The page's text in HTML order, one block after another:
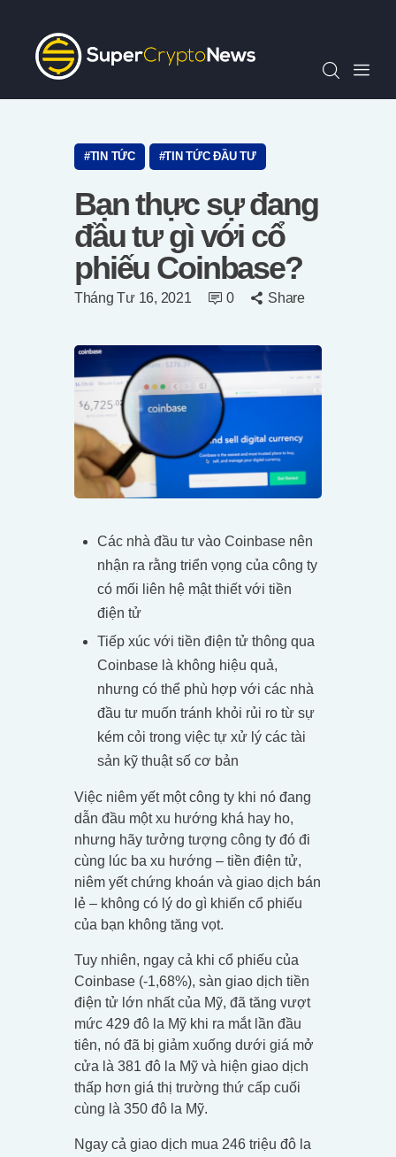
Chỉ Số SCN30
Tin Tức
Quan Điểm
Video
Tiếng Việt
TIN TỨC TIN TỨC ĐẦU TƯ
Bạn thực sự đang
đầu tư gì với cổ
phiếu Coinbase?
Tháng Tư 16, 2021 0 Share
Các nhà đầu tư vào Coinbase nên
nhận ra rằng triển vọng của công ty
có mối liên hệ mật thiết với tiền
điện tử
Tiếp xúc với tiền điện tử thông qua
Coinbase là không hiệu quả,
nhưng có thể phù hợp với các nhà
đầu tư muốn tránh khỏi rủi ro từ sự
kém cỏi trong việc tự xử lý các tài
sản kỹ thuật số cơ bản
Việc niêm yết một công ty khi nó đang
dẫn đầu một xu hướng khá hay ho,
nhưng hãy tưởng tượng công ty đó đi
cùng lúc ba xu hướng – tiền điện tử,
niêm yết chứng khoán và giao dịch bán
lẻ – không có lý do gì khiến cổ phiếu
của bạn không tăng vọt.
Tuy nhiên, ngay cả khi cổ phiếu của
Coinbase (-1,68%), sàn giao dịch tiền
điện tử lớn nhất của Mỹ, đã tăng vượt
mức 429 đô la Mỹ khi ra mắt lần đầu
tiên, nó đã bị giảm xuống dưới giá mở
cửa là 381 đô la Mỹ và hiện giao dịch
thấp hơn giá thị trường thứ cấp cuối
cùng là 350 đô la Mỹ.
Ngay cả giao dịch mua 246 triệu đô la